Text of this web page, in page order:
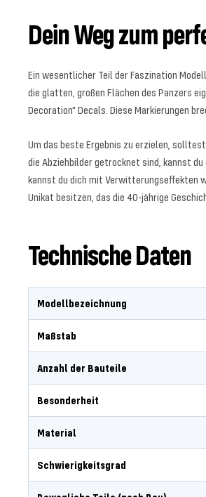
Dein Weg zum
Ein wesentlicher Teil der Faszination
die glatten, großen Flächen des Panzers
Decoration" Decals. Diese Markierungen
Um das beste Ergebnis zu erzielen,
die Abziehbilder getrocknet sind, kannst
kannst du dich mit Verwitterungseffekten
Unikat besitzen, das die 40-jährige
Technische Daten
Modellbezeichnung
Maßstab
Anzahl der Bauteile
Besonderheit
Material
Schwierigkeitsgrad